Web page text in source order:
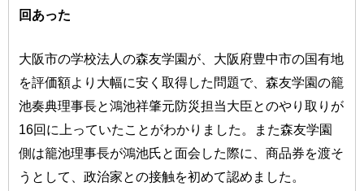
回あった
大阪市の学校法人の森友学園が、大阪府豊中市の国有地
を評価額より大幅に安く取得した問題で、森友学園の籠
池奏典理事長と鴻池祥肇元防災担当大臣とのやり取りが
16回に上っていたことがわかりました。また森友学園
側は籠池理事長が鴻池氏と面会した際に、商品券を渡そ
うとして、政治家との接触を初めて認めました。